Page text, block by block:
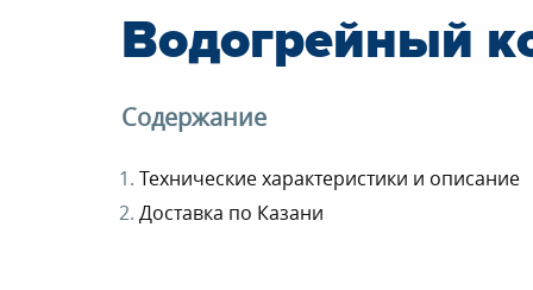
Водогрейный
Содержание
Технические характеристики и описание
Доставка по Казани
Телефон
E-mail
Согласие на обработку